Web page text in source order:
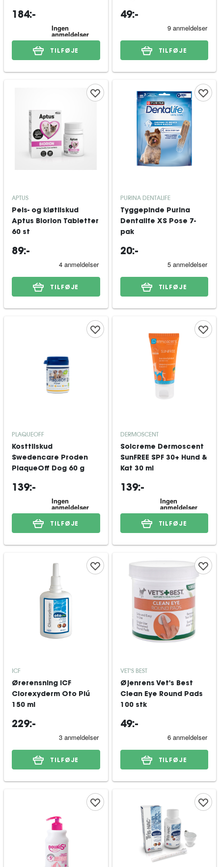
184:-
TILFØJE
49:-
TILFØJE
APTUS
Pels- og kløtilskud
Aptus Biorion Tabletter
60 st
89:-
TILFØJE
PURINA DENTALIFE
Tyggepinde Purina
Dentalife XS Pose 7-
pak
20:-
TILFØJE
PLAQUEOFF
Kosttilskud
Swedencare Proden
PlaqueOff Dog 60 g
139:-
TILFØJE
DERMOSCENT
Solcreme Dermoscent
SunFREE SPF 30+ Hund &
Kat 30 ml
139:-
TILFØJE
ICF
Ørerensning ICF
Clorexyderm Oto Piú
150 ml
229:-
TILFØJE
VET'S BEST
Øjenrens Vet's Best
Clean Eye Round Pads
100 stk
49:-
TILFØJE